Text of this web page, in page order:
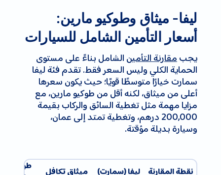
ليفا- ميثاق وطوكيو مارين:
أسعار التأمين الشامل للسيارات
يجبمقارنة التأمينالشامل بناءً على مستوى
الحماية الكلي وليس السعر فقط. تقدم فئة ليفا
سمارت خيارًا متوسطًا قويًا؛ حيث يكون سعرها
أعلى من ميثاق، لكنه أقل من طوكيو مارين، مع
مزايا مهمة مثل تغطية السائق والركاب بقيمة
200,000 درهم، وتغطية تمتد إلى عمان،
وسيارة بديلة مؤقتة.
نقطة المقارنة ليفا (سمارت) ميثاق تكافل
طوكيو